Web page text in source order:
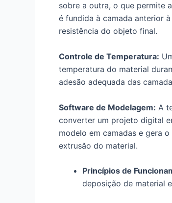
sobre a outra, o que permite
é fundida à camada anterior
resistência do objeto final.
Controle de Temperatura:
temperatura do material
adesão adequada das
Software de Modelagem: A
converter um projeto digital
modelo em camadas e gera
extrusão do material.
Princípios de
deposição de material